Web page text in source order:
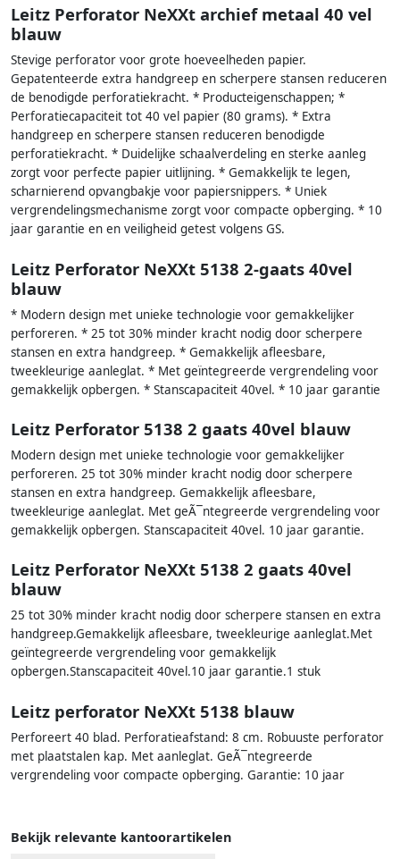
Leitz Perforator NeXXt archief metaal 40 vel
blauw
Stevige perforator voor grote hoeveelheden papier.
Gepatenteerde extra handgreep en scherpere stansen reduceren
de benodigde perforatiekracht. * Producteigenschappen; *
Perforatiecapaciteit tot 40 vel papier (80 grams). * Extra
handgreep en scherpere stansen reduceren benodigde
perforatiekracht. * Duidelijke schaalverdeling en sterke aanleg
zorgt voor perfecte papier uitlijning. * Gemakkelijk te legen,
scharnierend opvangbakje voor papiersnippers. * Uniek
vergrendelingsmechanisme zorgt voor compacte opberging. * 10
jaar garantie en en veiligheid getest volgens GS.
Leitz Perforator NeXXt 5138 2-gaats 40vel
blauw
* Modern design met unieke technologie voor gemakkelijker
perforeren. * 25 tot 30% minder kracht nodig door scherpere
stansen en extra handgreep. * Gemakkelijk afleesbare,
tweekleurige aanleglat. * Met geïntegreerde vergrendeling voor
gemakkelijk opbergen. * Stanscapaciteit 40vel. * 10 jaar garantie
Leitz Perforator 5138 2 gaats 40vel blauw
Modern design met unieke technologie voor gemakkelijker
perforeren. 25 tot 30% minder kracht nodig door scherpere
stansen en extra handgreep. Gemakkelijk afleesbare,
tweekleurige aanleglat. Met geÃ¯ntegreerde vergrendeling voor
gemakkelijk opbergen. Stanscapaciteit 40vel. 10 jaar garantie.
Leitz Perforator NeXXt 5138 2 gaats 40vel
blauw
25 tot 30% minder kracht nodig door scherpere stansen en extra
handgreep.Gemakkelijk afleesbare, tweekleurige aanleglat.Met
geïntegreerde vergrendeling voor gemakkelijk
opbergen.Stanscapaciteit 40vel.10 jaar garantie.1 stuk
Leitz perforator NeXXt 5138 blauw
Perforeert 40 blad. Perforatieafstand: 8 cm. Robuuste perforator
met plaatstalen kap. Met aanleglat. GeÃ¯ntegreerde
vergrendeling voor compacte opberging. Garantie: 10 jaar
Bekijk relevante kantoorartikelen